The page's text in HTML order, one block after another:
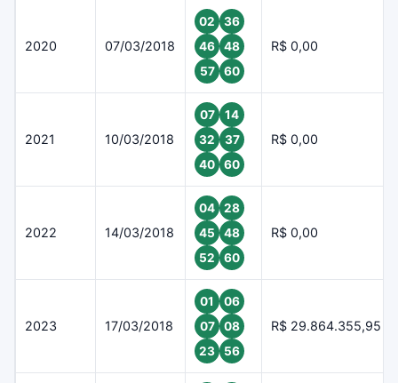
2020 07/03/2018
02
36
46
48
57
60
R$ 0,00
2021 10/03/2018
07
14
32
37
40
60
R$ 0,00
2022 14/03/2018
04
28
45
48
52
60
R$ 0,00
2023 17/03/2018
01
06
07
08
23
56
R$ 29.864.355,95